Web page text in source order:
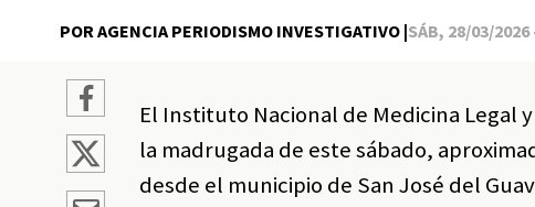
POR AGENCIA PERIODISMO INVESTIGATIVO |SÁB, 28/03/2026
El Instituto Nacional de Medicina Legal
la madrugada de este sábado,
desde el municipio de San José del